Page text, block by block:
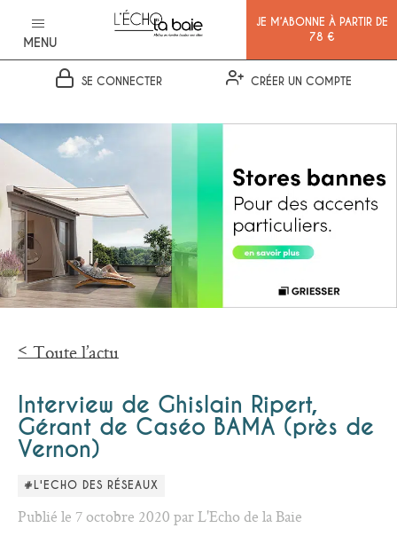
MENU
JE M’ABONNE À PARTIR DE
78 €
SE CONNECTER CRÉER UN COMPTE
Toute l’actu
Interview de Ghislain Ripert,
Gérant de Caséo BAMA (près de
Vernon)
#L'ECHO DES RÉSEAUX
Publié le 7 octobre 2020 par L'Echo de la Baie